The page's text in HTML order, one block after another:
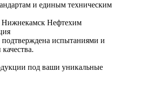
и единым техническим
Нефтехим
испытаниями и
под ваши уникальные